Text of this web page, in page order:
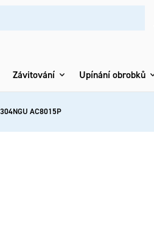
Závitování Upínání obrobků
AC8015P